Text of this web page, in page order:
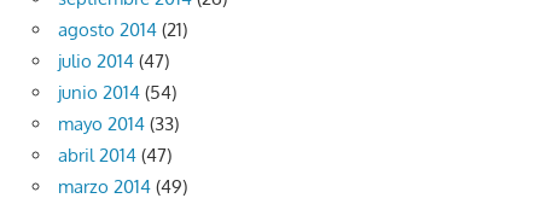
agosto 2014 (21)
julio 2014 (47)
junio 2014 (54)
mayo 2014 (33)
abril 2014 (47)
marzo 2014 (49)